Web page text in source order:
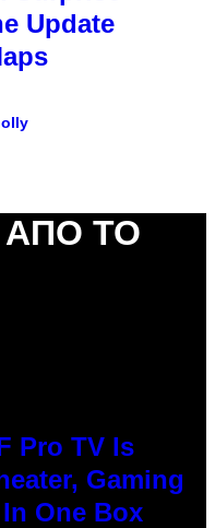
Update
ΑΠΌ ΤΟ
Pro TV Is
Gaming
One Box